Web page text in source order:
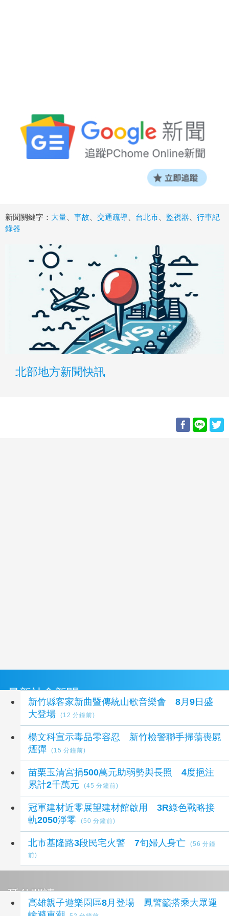
新聞關鍵字： 大量 事故 交通疏導 台北市 監視器
行車紀
錄器
北部地方新聞快訊
最新社會新聞
新竹縣客家新曲暨傳統山歌音樂會 8月9日盛
大登場
(12 分鐘前)
楊文科宣示毒品零容忍 新竹檢警聯手掃蕩喪屍
煙彈
(15 分鐘前)
苗栗玉清宮捐500萬元助弱勢與長照 4度挹注
累計2千萬元
(45 分鐘前)
冠軍建材近零展望建材館啟用 3R綠色戰略接
軌2050淨零
(50 分鐘前)
北市基隆路3段民宅火警 7旬婦人身亡
(56 分鐘
前)
延伸閱讀
高雄親子遊樂園區8月登場 鳳警籲搭乘大眾運